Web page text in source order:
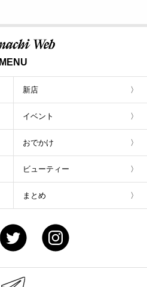
MENU
新店
イベント
おでかけ
ビューティー
まとめ